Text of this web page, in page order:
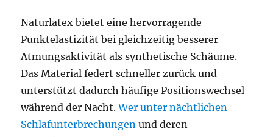
Naturlatex bietet eine hervorragende
Punktelastizität bei gleichzeitig besserer
Atmungsaktivität als synthetische Schäume.
Das Material federt schneller zurück und
unterstützt dadurch häufige Positionswechsel
während der Nacht.Wer unter nächtlichen
Schlafunterbrechungen und deren